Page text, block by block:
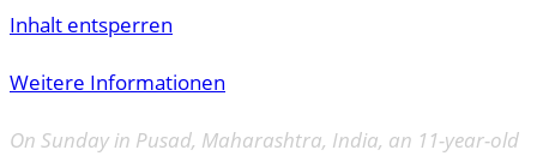
Inhalt entsperren
Weitere Informationen
On Sunday in Pusad, Maharashtra, India, an 11-year-old